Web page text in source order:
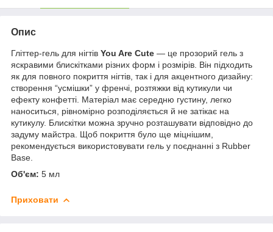
Опис
Гліттер-гель для нігтів You Are Cute — це прозорий гель з
яскравими блискітками різних форм і розмірів. Він підходить
як для повного покриття нігтів, так і для акцентного дизайну:
створення “усмішки” у френчі, розтяжки від кутикули чи
ефекту конфетті. Матеріал має середню густину, легко
наноситься, рівномірно розподіляється й не затікає на
кутикулу. Блискітки можна зручно розташувати відповідно до
задуму майстра. Щоб покриття було ще міцнішим,
рекомендується використовувати гель у поєднанні з Rubber
Base.
Об'єм: 5 мл
Приховати